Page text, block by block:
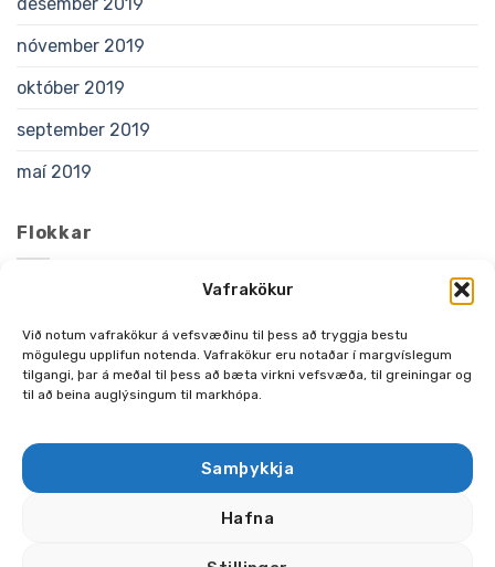
Vafrakökur
Við notum vafrakökur á vefsvæðinu til þess að tryggja bestu
mögulegu upplifun notenda. Vafrakökur eru notaðar í margvíslegum
tilgangi, þar á meðal til þess að bæta virkni vefsvæða, til greiningar og
til að beina auglýsingum til markhópa.
Samþykkja
Hafna
nóvember 2019
október 2019
september 2019
maí 2019
Flokkar
Hamborgara Uppskriftir
Uncategorized